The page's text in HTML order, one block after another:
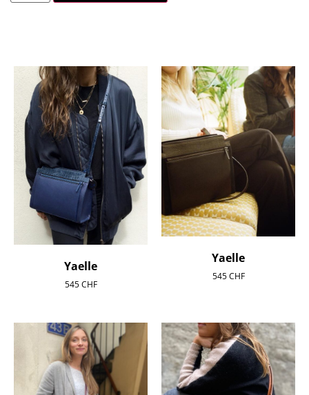
Yaelle
545CHF
Yaelle
545CHF